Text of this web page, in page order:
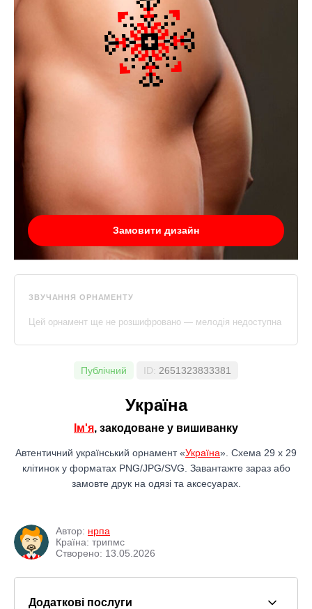
Замовити дизайн
ЗВУЧАННЯ ОРНАМЕНТУ
Цей орнамент ще не розшифровано — мелодія недоступна
Публічний ID: 2651323833381
Україна
Ім'я, закодоване у вишиванку
Автентичний український орнамент «Україна». Схема 29 x 29
клітинок у форматах PNG/JPG/SVG. Завантажте зараз або
замовте друк на одязі та аксесуарах.
Автор: нрпа
Країна: трипмс
Створено: 13.05.2026
Додаткові послуги